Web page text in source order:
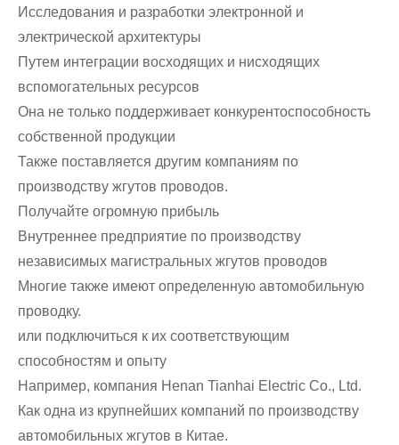
Исследования и разработки электронной и
электрической архитектуры
Путем интеграции восходящих и нисходящих
вспомогательных ресурсов
Она не только поддерживает конкурентоспособность
собственной продукции
Также поставляется другим компаниям по
производству жгутов проводов.
Получайте огромную прибыль
Внутреннее предприятие по производству
независимых магистральных жгутов проводов
Многие также имеют определенную автомобильную
проводку.
или подключиться к их соответствующим
способностям и опыту
Например, компания Henan Tianhai Electric Co., Ltd.
Как одна из крупнейших компаний по производству
автомобильных жгутов в Китае.